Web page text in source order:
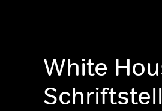
White